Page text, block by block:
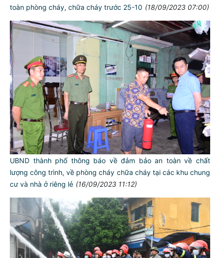
toàn phòng cháy, chữa cháy trước 25-10 (18/09/2023 07:00)
UBND thành phố thông báo về đảm bảo an toàn về chất
lượng công trình, về phòng cháy chữa cháy tại các khu chung
cư và nhà ở riêng lẻ (16/09/2023 11:12)